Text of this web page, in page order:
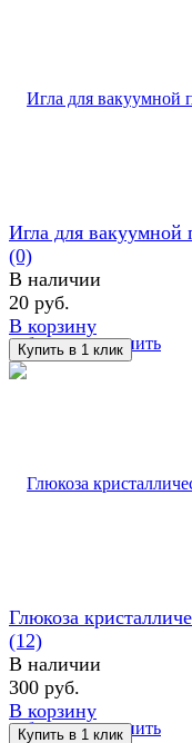
избранное сравнить
Игла для вакуумной
(0)
В наличии
20 руб.
В корзину
избранное сравнить
Глюкоза
(12)
В наличии
300 руб.
В корзину